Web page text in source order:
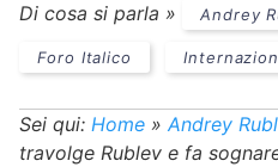
Di cosa si parla » Andrey
Foro Italico
Sei qui: Home » Andrey
travolge Rublev e fa